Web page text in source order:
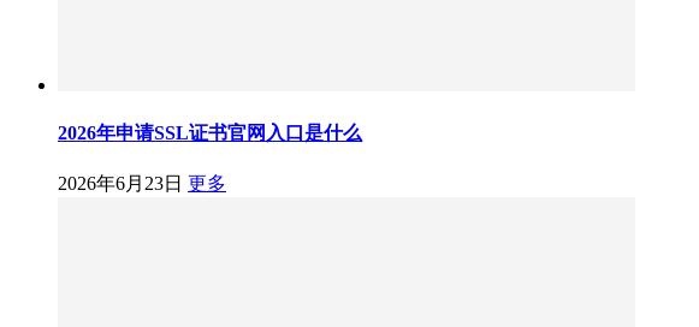
2026年申请SSL证书官网入口是什么
2026年6月23日 更多